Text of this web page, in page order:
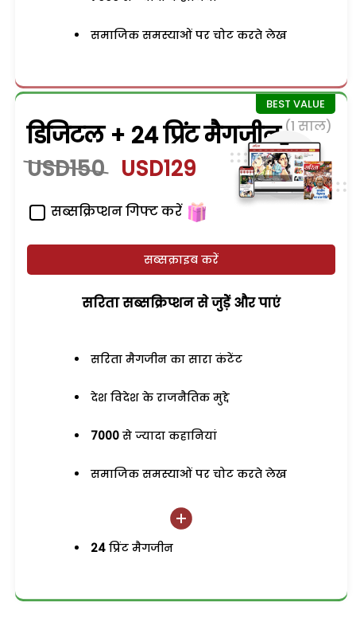
समाजिक समस्याओं पर चोट करते लेख
डिजिटल + 24 प्रिंट मैगजीन (1 साल)
USD150 USD129
सब्सक्रिप्शन गिफ्ट करें
सब्सक्राइब करें
सरिता सब्सक्रिप्शन से जुड़ेें और पाएं
सरिता मैगजीन का सारा कंटेंट
देश विदेश के राजनैतिक मुद्दे
7000 से ज्यादा कहानियां
समाजिक समस्याओं पर चोट करते लेख
24 प्रिंट मैगजीन